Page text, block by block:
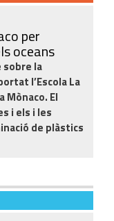
per
oceans
sobre la
l’Escola La
Mònaco. El
i els i les
de plàstics